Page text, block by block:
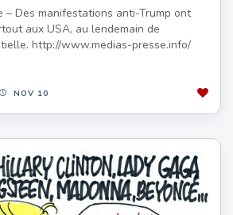
– Des manifestations anti-Trump ont
aux USA, au lendemain de
http://www.medias-presse.info/
NOV 10